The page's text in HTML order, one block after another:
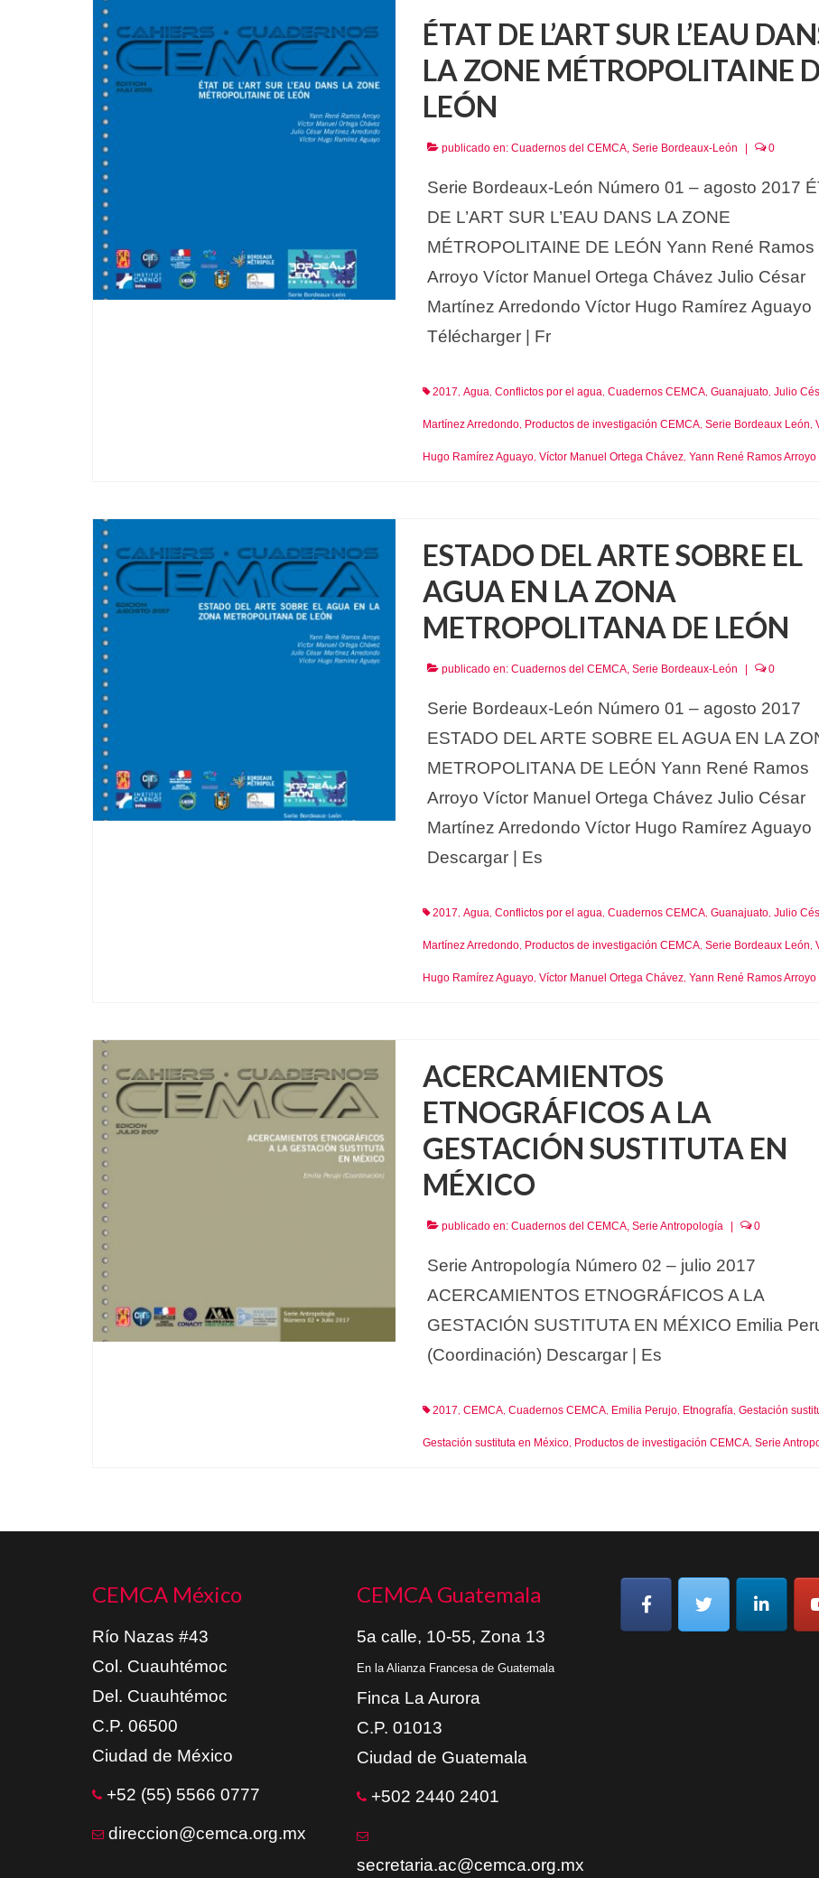
ÉTAT DE L’ART SUR L’EAU
LA ZONE MÉTROPOLITAINE
LEÓN
publicado en: Cuadernos del CEMCA, Serie Bordeaux-León | 0
Serie Bordeaux-León Número 01 – agosto 2017
DE L’ART SUR L’EAU DANS LA ZONE
MÉTROPOLITAINE DE LEÓN Yann René Ramos
Arroyo Víctor Manuel Ortega Chávez Julio César
Martínez Arredondo Víctor Hugo Ramírez Aguayo
Télécharger | Fr
2017 Agua Conflictos por el agua Cuadernos CEMCA, Guanajuato, Julio
Martínez Arredondo, Productos de investigación CEMCA, Serie Bordeaux León
Hugo Ramírez Aguayo, Víctor Manuel Ortega Chávez, Yann René Ramos Arroyo
ESTADO DEL ARTE SOBRE EL
AGUA EN LA ZONA
METROPOLITANA DE LEÓN
publicado en: Cuadernos del CEMCA, Serie Bordeaux-León | 0
Serie Bordeaux-León Número 01 – agosto 2017
ESTADO DEL ARTE SOBRE EL AGUA EN LA
METROPOLITANA DE LEÓN Yann René Ramos
Arroyo Víctor Manuel Ortega Chávez Julio César
Martínez Arredondo Víctor Hugo Ramírez Aguayo
Descargar | Es
2017 Agua Conflictos por el agua Cuadernos CEMCA, Guanajuato, Julio
Martínez Arredondo, Productos de investigación CEMCA, Serie Bordeaux León
Hugo Ramírez Aguayo, Víctor Manuel Ortega Chávez, Yann René Ramos Arroyo
ACERCAMIENTOS
ETNOGRÁFICOS A LA
GESTACIÓN SUSTITUTA EN
MÉXICO
publicado en: Cuadernos del CEMCA, Serie Antropología | 0
Serie Antropología Número 02 – julio 2017
ACERCAMIENTOS ETNOGRÁFICOS A LA
GESTACIÓN SUSTITUTA EN MÉXICO Emilia
(Coordinación) Descargar | Es
2017 CEMCA, Cuadernos CEMCA, Emilia Perujo, Etnografía Gestación
Gestación sustituta en México, Productos de investigación CEMCA, Serie
CEMCA México
Río Nazas #43
Col. Cuauhtémoc
Del. Cuauhtémoc
C.P. 06500
Ciudad de México
+52 (55) 5566 0777
direccion@cemca.org.mx
CEMCA Guatemala
5a calle, 10-55, Zona 13
En la Alianza Francesa de Guatemala
Finca La Aurora
C.P. 01013
Ciudad de Guatemala
+502 2440 2401
secretaria.ac@cemca.org.mx